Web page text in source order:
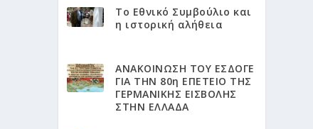
Το Εθνικό Συμβούλιο και
η ιστορική αλήθεια
ΑΝΑΚΟΙΝΩΣΗ ΤΟΥ ΕΣΔΟΓΕ
ΓΙΑ ΤΗΝ 80η ΕΠΕΤΕΙΟ ΤΗΣ
ΓΕΡΜΑΝΙΚΗΣ ΕΙΣΒΟΛΗΣ
ΣΤΗΝ ΕΛΛΑΔΑ